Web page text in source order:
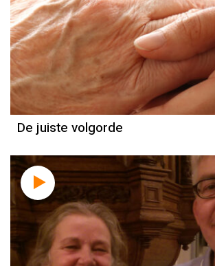
Column
Jan Slagter
De juiste volgorde